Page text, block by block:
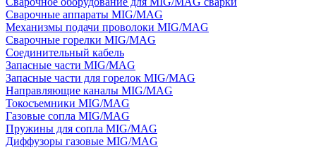
Сварочные аппараты MIG/MAG
Механизмы подачи проволоки MIG/MAG
Сварочные горелки MIG/MAG
Соединительный кабель
Запасные части MIG/MAG
Запасные части для горелок MIG/MAG
Направляющие каналы MIG/MAG
Токосъемники MIG/MAG
Газовые сопла MIG/MAG
Пружины для сопла MIG/MAG
Диффузоры газовые MIG/MAG